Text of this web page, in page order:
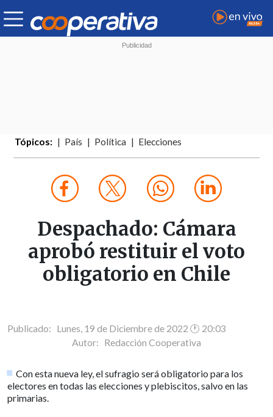
Tópicos: País Política Elecciones
Despachado: Cámara
aprobó restituir el voto
obligatorio en Chile
Publicado: Lunes, 19 de Diciembre de 2022 🕐 20:03
Autor: Redacción Cooperativa
Con esta nueva ley, el sufragio será obligatorio para los
electores en todas las elecciones y plebiscitos, salvo en las
primarias.